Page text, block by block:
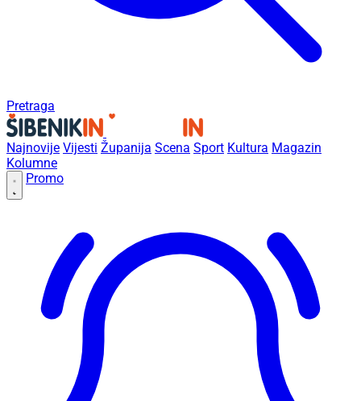
Pretraga
Najnovije Vijesti Županija Scena Sport Kultura Magazin
Kolumne
Promo